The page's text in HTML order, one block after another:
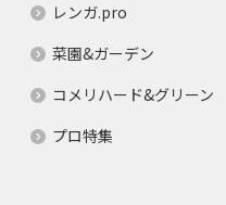
レンガ.pro
菜園&ガーデン
コメリハード&グリーン
プロ特集